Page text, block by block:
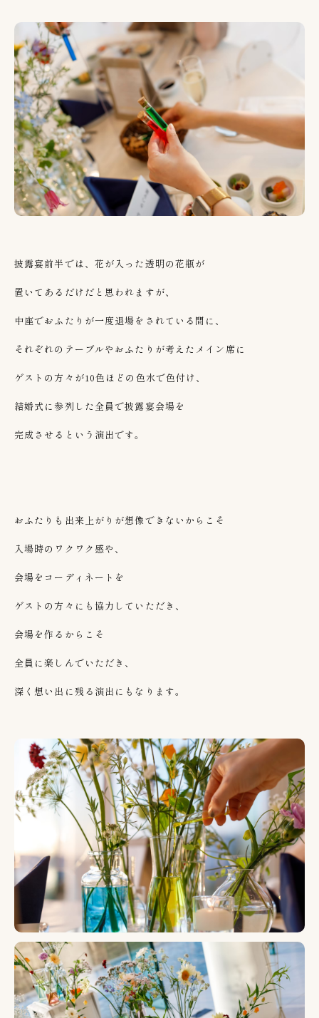
披露宴前半では、花が入った透明の花瓶が
置いてあるだけだと思われますが、
中座でおふたりが一度退場をされている間に、
それぞれのテーブルやおふたりが考えたメイン席に
ゲストの方々が10色ほどの色水で色付け、
結婚式に参列した全員で披露宴会場を
完成させるという演出です。
おふたりも出来上がりが想像できないからこそ
入場時のワクワク感や、
会場をコーディネートを
ゲストの方々にも協力していただき、
会場を作るからこそ
全員に楽しんでいただき、
深く想い出に残る演出にもなります。